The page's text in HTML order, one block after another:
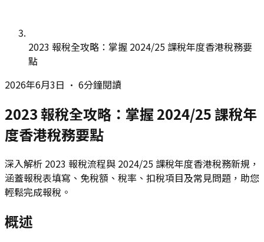
2023 報稅全攻略：掌握 2024/25 課稅年度香港稅務要
點
2026年6月3日 • 6分鐘閱讀
2023 報稅全攻略：掌握 2024/25 課稅年
度香港稅務要點
深入解析 2023 報稅流程與 2024/25 課稅年度香港稅務新規，
涵蓋報稅表填寫、免稅額、稅率、扣稅項目及常見問題，助您
輕鬆完成報稅。
概述